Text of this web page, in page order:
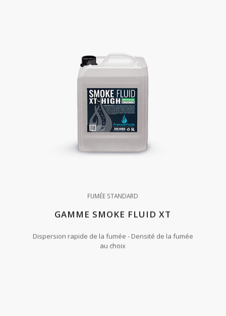
FUMÉE STANDARD
GAMME SMOKE FLUID XT
Dispersion rapide de la fumée - Densité de la fumée
au choix